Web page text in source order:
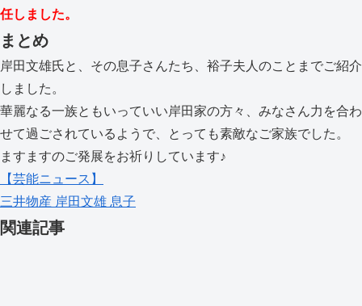
任しました。
まとめ
岸田文雄氏と、その息子さんたち、裕子夫人のことまでご紹介
しました。
華麗なる一族ともいっていい岸田家の方々、みなさん力を合わ
せて過ごされているようで、とっても素敵なご家族でした。
ますますのご発展をお祈りしています♪
【芸能ニュース】
三井物産 岸田文雄 息子
関連記事